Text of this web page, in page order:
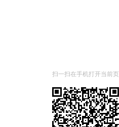
扫一扫在手机打开当前页